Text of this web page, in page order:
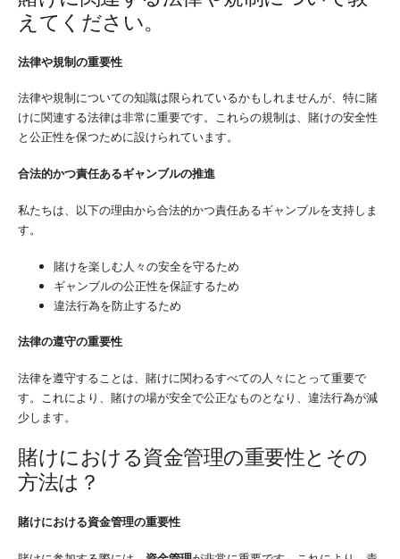
えてください。
法律や規制の重要性
法律や規制についての知識は限られているかもしれませんが、特に賭
けに関連する法律は非常に重要です。これらの規制は、賭けの安全性
と公正性を保つために設けられています。
合法的かつ責任あるギャンブルの推進
私たちは、以下の理由から合法的かつ責任あるギャンブルを支持しま
す。
賭けを楽しむ人々の安全を守るため
ギャンブルの公正性を保証するため
違法行為を防止するため
法律の遵守の重要性
法律を遵守することは、賭けに関わるすべての人々にとって重要で
す。これにより、賭けの場が安全で公正なものとなり、違法行為が減
少します。
賭けにおける資金管理の重要性とその
方法は？
賭けにおける資金管理の重要性